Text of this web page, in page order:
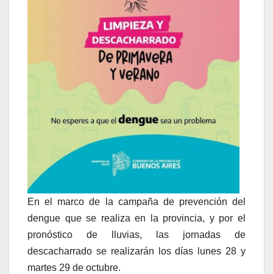
En el marco de la campaña de prevención del
dengue que se realiza en la provincia, y por el
pronóstico de lluvias, las jornadas de
descacharrado se realizarán los días lunes 28 y
martes 29 de octubre.